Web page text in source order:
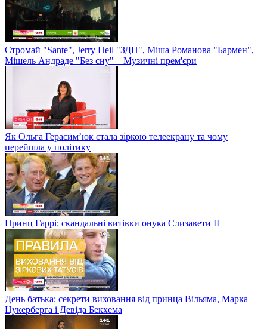
Стромай "Sante", Jerry Heil "ЗДН", Міша Романова "Бармен",
Мішель Андраде "Без сну" – Музичні прем'єри
Як Ольга Герасим’юк стала зіркою телеекрану та чому
перейшла у політику
Принц Гаррі: скандальні витівки онука Єлизавети II
День батька: секрети виховання від принца Вільяма, Марка
Цукерберга і Девіда Бекхема